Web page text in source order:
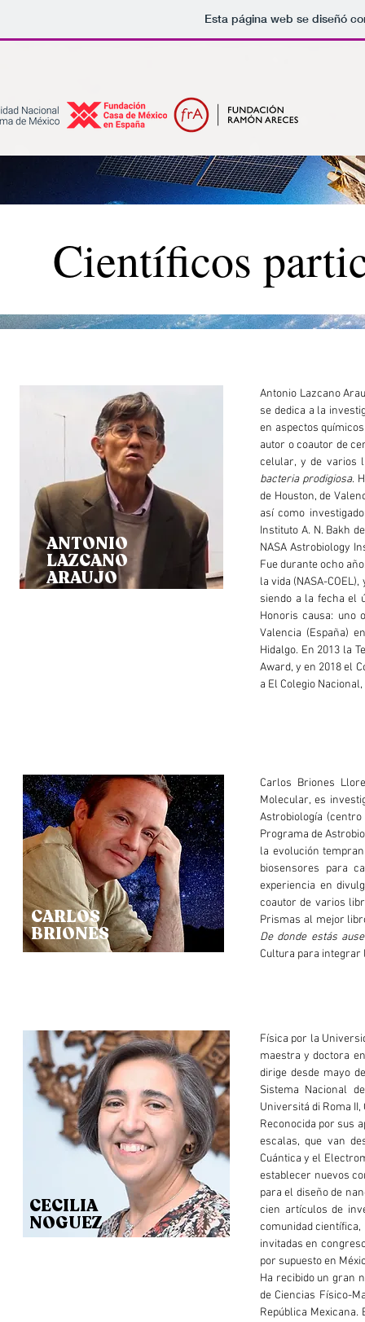
Esta página web se diseñó
Científicos
ANTONIO
LAZCANO
ARAUJO
Antonio Lazcano
se dedica a la
en aspectos
autor o coautor de
celular, y de varios
bacteria prodigiosa.
de Houston, de
así como
Instituto A. N. Bakh
NASA Astrobiology
Fue durante ocho
la vida (NASA-
siendo a la fecha el
Honoris causa: uno
Valencia (España)
Hidalgo. En 2013 la
Award, y en 2018 el
a El Colegio
CARLOS
BRIONES
Carlos Briones
Molecular, es
Astrobiología
Programa de
la evolución
biosensores para
experiencia en
coautor de varios
Prismas al mejor
De donde estás
Cultura para integrar
CECILIA
NOGUEZ
Física por la
maestra y doctora
dirige desde mayo
Sistema Nacional
Universitá di Roma
Reconocida por sus
escalas, que van
Cuántica y el
establecer nuevos
para el diseño de
cien artículos de
comunidad
invitadas en
por supuesto en
Ha recibido un gran
de Ciencias Físico-
República